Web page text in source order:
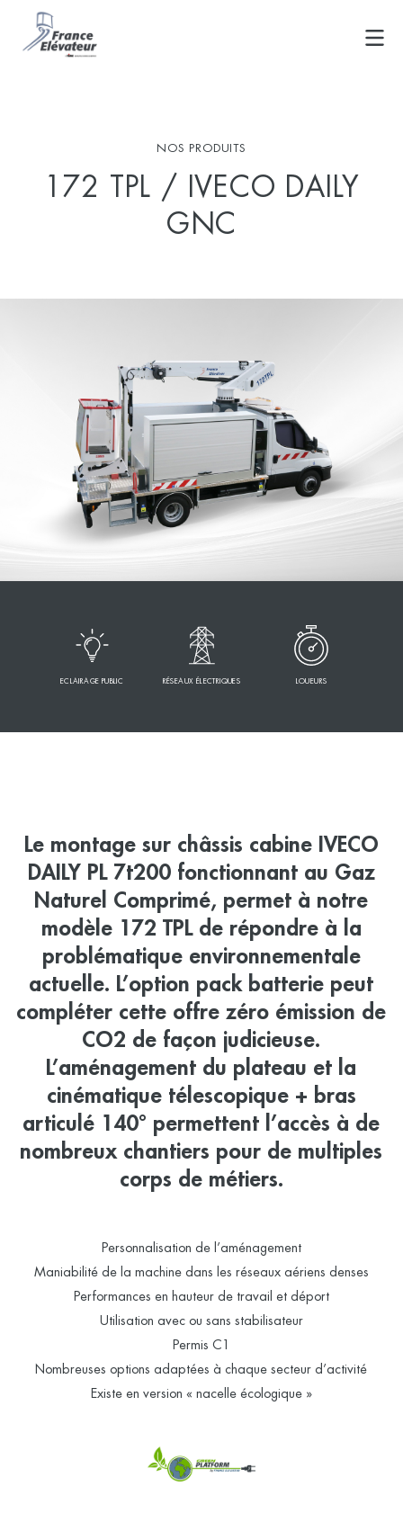
NOS PRODUITS
172 TPL / IVECO DAILY
GNC
ECLAIRAGE PUBLIC RÉSEAUX ÉLECTRIQUES LOUEURS
Le montage sur châssis cabine IVECO
DAILY PL 7t200 fonctionnant au Gaz
Naturel Comprimé, permet à notre
modèle 172 TPL de répondre à la
problématique environnementale
actuelle. L’option pack batterie peut
compléter cette offre zéro émission de
CO2 de façon judicieuse.
L’aménagement du plateau et la
cinématique télescopique + bras
articulé 140° permettent l’accès à de
nombreux chantiers pour de multiples
corps de métiers.
Personnalisation de l’aménagement
Maniabilité de la machine dans les réseaux aériens denses
Performances en hauteur de travail et déport
Utilisation avec ou sans stabilisateur
Permis C1
Nombreuses options adaptées à chaque secteur d’activité
Existe en version « nacelle écologique »